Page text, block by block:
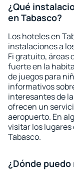
¿Qué
en Tabasco?
Los hoteles en
instalaciones a
Fi gratuito, áreas
fuerte en la
de juegos para
informativos
interesantes de
ofrecen un
aeropuerto. En
visitar los
Tabasco.
¿Dónde